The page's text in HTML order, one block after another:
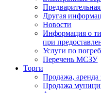
Другая
Новости
Информация о
при
Услуги по
Перечень МСЗУ
Торги
Продажа, аренда
Продажа